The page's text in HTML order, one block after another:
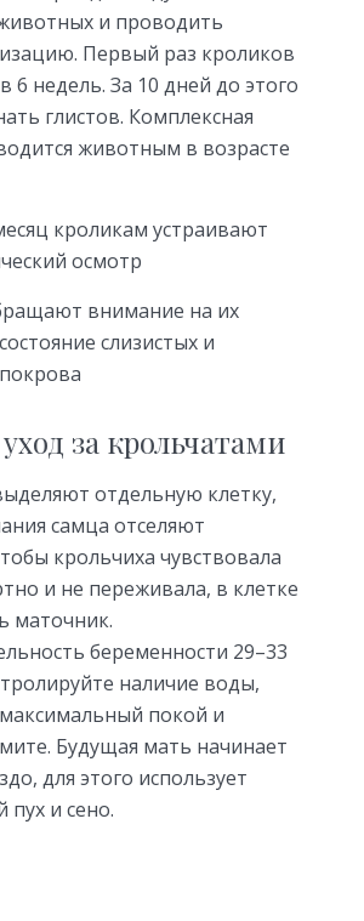
и проводить
Первый раз кроликов
6 недель. За 10 дней до этого
глистов. Комплексная
животным в возрасте
кроликам устраивают
осмотр
внимание на их
слизистых и
за крольчатами
отдельную клетку,
самца отселяют
крольчиха чувствовала
и не переживала, в клетке
маточник.
беременности 29–33
наличие воды,
покой и
Будущая мать начинает
для этого использует
пух и сено.